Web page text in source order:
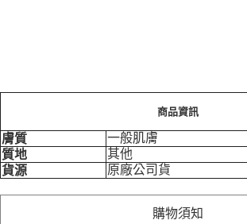
商品資訊
膚質
一般肌膚
質地
其他
貨源
原廠公司貨
購物須知